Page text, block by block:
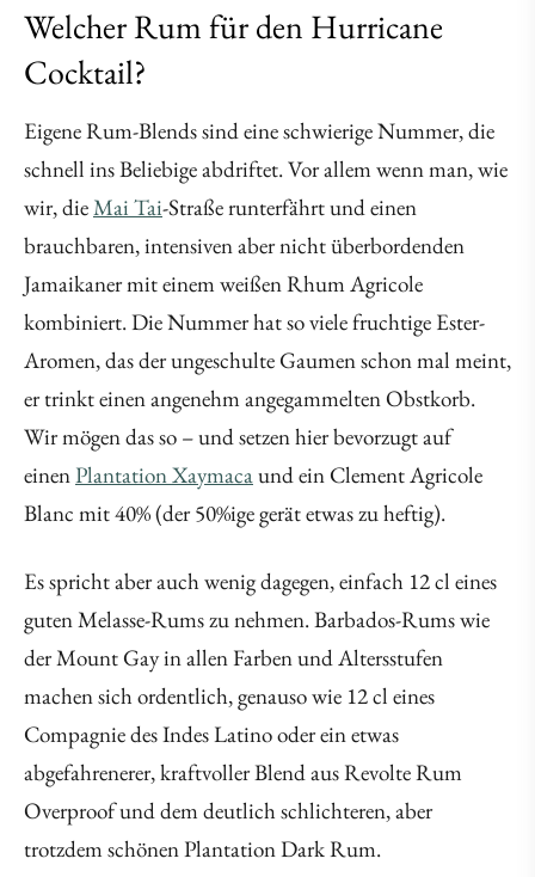
Welcher Rum für den Hurricane
Cocktail?
Eigene Rum-Blends sind eine schwierige Nummer, die
schnell ins Beliebige abdriftet. Vor allem wenn man, wie
wir, dieMai Tai-Straße runterfährt und einen
brauchbaren, intensiven aber nicht überbordenden
Jamaikaner mit einem weißen Rhum Agricole
kombiniert. Die Nummer hat so viele fruchtige Ester-
Aromen, das der ungeschulte Gaumen schon mal meint,
er trinkt einen angenehm angegammelten Obstkorb.
Wir mögen das so – und setzen hier bevorzugt auf
einenPlantation Xaymacaund ein Clement Agricole
Blanc mit 40% (der 50%ige gerät etwas zu heftig).
Es spricht aber auch wenig dagegen, einfach 12 cl eines
guten Melasse-Rums zu nehmen. Barbados-Rums wie
der Mount Gay in allen Farben und Altersstufen
machen sich ordentlich, genauso wie 12 cl eines
Compagnie des Indes Latino oder ein etwas
abgefahrenerer, kraftvoller Blend aus Revolte Rum
Overproof und dem deutlich schlichteren, aber
trotzdem schönen Plantation Dark Rum.